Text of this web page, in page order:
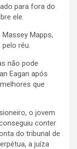
para fora do
ele.
Massey Mapps,
réu.
não pode
Eagan após
que
o jovem
conter
do tribunal de
a juíza